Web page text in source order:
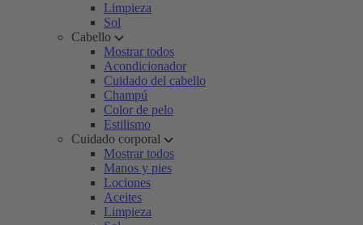
Limpieza
Sol
Cabello
Mostrar todos
Acondicionador
Cuidado del cabello
Champú
Color de pelo
Estilismo
Cuidado corporal
Mostrar todos
Manos y pies
Lociones
Aceites
Limpieza